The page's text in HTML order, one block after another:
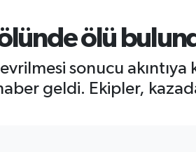
ölü
sonucu akıntıya
geldi. Ekipler,